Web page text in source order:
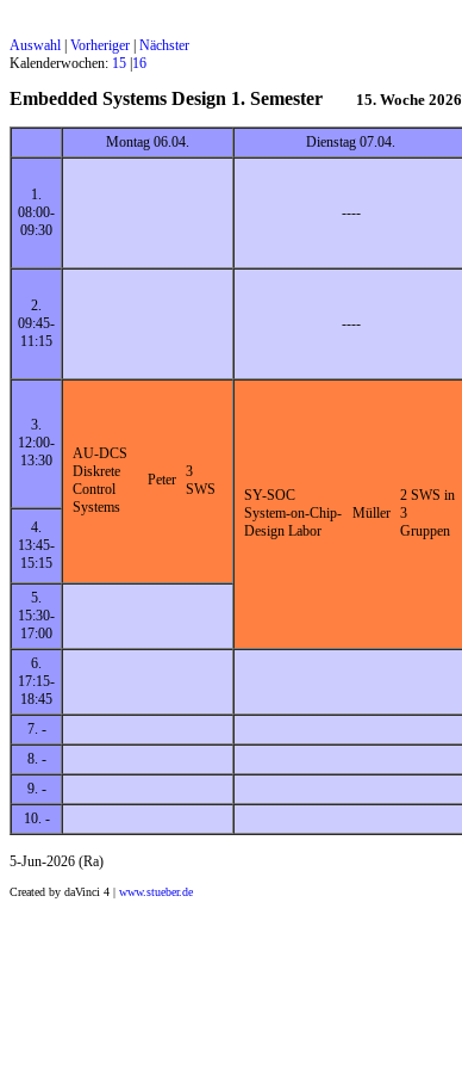
Auswahl Vorheriger Nächster
Kalenderwochen: 15 16
Embedded Systems Design 1. Semester 15. Woche 2026
Montag 06.04. Dienstag 07.04.
1.
08:00-
09:30
----
2.
09:45-
11:15
----
3.
12:00-
13:30
AU-DCS
Diskrete
Control
Systems
Peter 3
SWS
SY-SOC
System-on-Chip-
Design Labor
Müller
2 SWS in
3
Gruppen
4.
13:45-
15:15
5.
15:30-
17:00
6.
17:15-
18:45
7. -
8. -
9. -
10. -
5-Jun-2026 (Ra)
Created by daVinci 4 | www.stueber.de